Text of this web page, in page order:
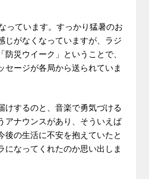
っています。すっかり猛暑のお
じがなくなっていますが、ラジ
災ウイーク」ということで、
セージが各局から送られていま
けするのと、音楽で勇気づける
アナウンスがあり、そういえば
後の生活に不安を抱えていたと
になってくれたのか思い出しま